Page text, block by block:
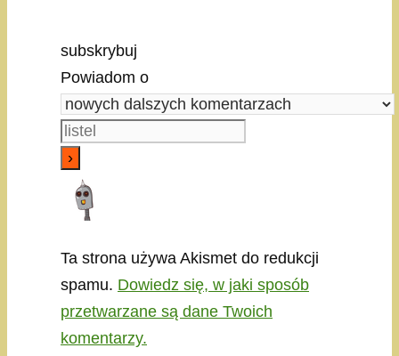
subskrybuj
Powiadom o
Ta strona używa Akismet do redukcji
spamu. Dowiedz się, w jaki sposób
przetwarzane są dane Twoich
komentarzy.